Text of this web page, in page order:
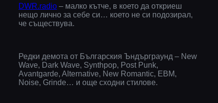
DWR.radio – малко кътче, в което да откриеш
нещо лично за себе си… което не си подозирал,
че съществува.
Редки демота от Българския Ъндърграунд – New
Wave, Dark Wave, Synthpop, Post Punk,
Avantgarde, Alternative, New Romantic, EBM,
Noise, Grinde… и още сходни стилове.